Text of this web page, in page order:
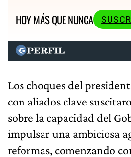
HOY MÁS QUE NUNCA
Los choques del
con aliados clave
sobre la capacidad del
impulsar una ambiciosa
reformas, comenzando